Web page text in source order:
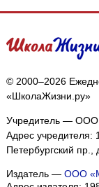
© 2000–2026
«ШколаЖизни.ру»
Учредитель — ООО
Адрес учредителя:
Петербургский
Издатель — ООО